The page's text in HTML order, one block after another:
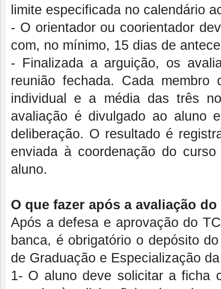
limite especificada no calendário
- O orientador ou coorientador
com, no mínimo, 15 dias de
- Finalizada a arguição, os
reunião fechada. Cada
individual e a média das três
avaliação é divulgado ao aluno
deliberação. O resultado é
enviada à coordenação do
aluno.
O que fazer após a avaliação do
Após a defesa e aprovação do
banca, é obrigatório o depósito
de Graduação e Especialização
1- O aluno deve solicitar a ficha